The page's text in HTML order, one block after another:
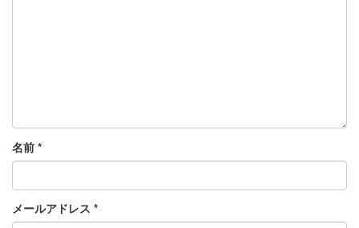
名前 *
メールアドレス *